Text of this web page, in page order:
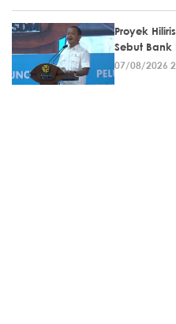
Proyek
Sebut
07/08/2026